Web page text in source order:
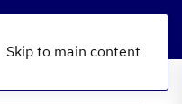
Skip to main content